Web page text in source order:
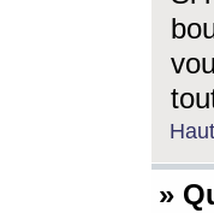
Haut
»